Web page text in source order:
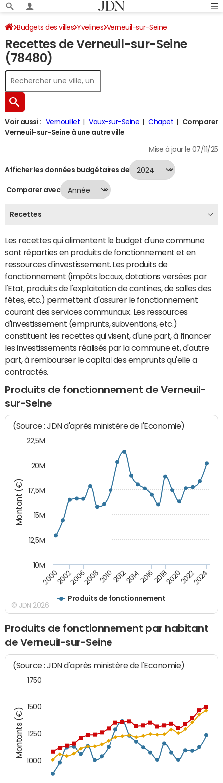
Budgets des villes Yvelines Verneuil-sur-Seine
Recettes 2024
Recettes de Verneuil-sur-Seine
(78480)
Voir aussi : Vernouillet Vaux-sur-Seine Chapet
Comparer
Verneuil-sur-Seine à une autre ville
Mise à jour le 07/11/25
Afficher les données budgétaires de
Comparer avec
Recettes
Les recettes qui alimentent le budget d'une commune
sont réparties en produits de fonctionnement et en
ressources d'investissement. Les produits de
fonctionnement (impôts locaux, dotations versées par
l'Etat, produits de l'exploitation de cantines, de salles des
fêtes, etc.) permettent d'assurer le fonctionnement
courant des services communaux. Les ressources
d'investissement (emprunts, subventions, etc.)
constituent les recettes qui visent, d'une part, à financer
les investissements réalisés par la commune et, d'autre
part, à rembourser le capital des emprunts qu'elle a
contractés.
Produits de fonctionnement de Verneuil-
sur-Seine
Montant (€)
(Source : JDN d'après ministère de l'Economie)
Produits de fonctionnement
200020022006200820102012201420162018202020222024
10M
12,5M
15M
17,5M
20M
22,5M
© JDN 2026
Produits de fonctionnement par habitant
de Verneuil-sur-Seine
Montants (€)
(Source : JDN d'après ministère de l'Economie)
1000
1250
1500
1750